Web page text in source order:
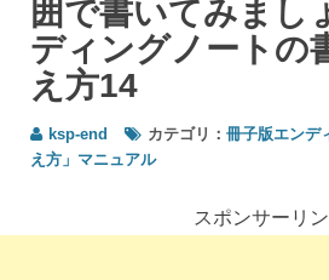
と分
かる
範囲
で書
囲で書いてみまし
ディングノートの
え方14
ksp-end カテゴリ： 冊子版エンデ
え方」マニュアル
スポンサーリ